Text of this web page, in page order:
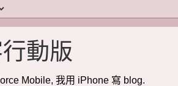
動版
Mobile, 我用 iPhone 寫 blog.